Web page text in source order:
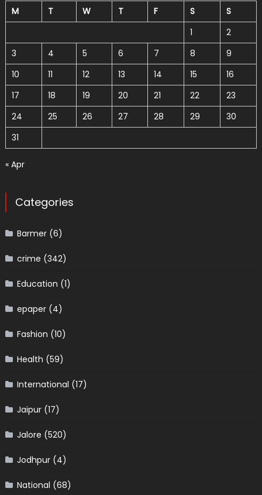
M
T W T F S
S
1
2
3
4 5 6 7 8
9
10
11 12 13 14 15
16
17
18 19 20 21 22
23
24
25 26 27 28 29
30
31
« Apr
Categories
Barmer(6)
crime (342)
Education (1)
epaper(4)
Fashion (10)
Health (59)
International (17)
Jaipur(17)
Jalore (520)
Jodhpur(4)
National (68)